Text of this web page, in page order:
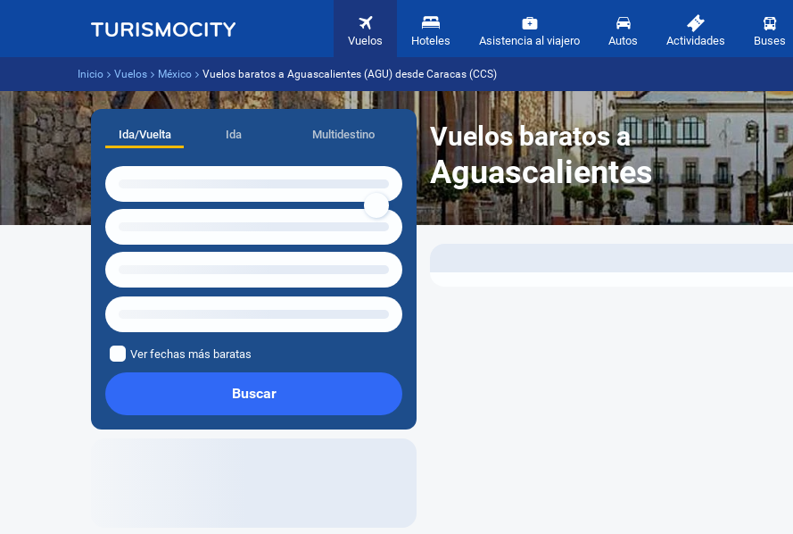
Vuelos Hoteles Asistencia al viajero Autos Actividades Buses
Inicio Vuelos México Vuelos baratos a Aguascalientes (AGU) desde Caracas (CCS)
Vuelos baratos a
Aguascalientes
Ida/Vuelta Ida Multidestino
Ver fechas más baratas
Buscar